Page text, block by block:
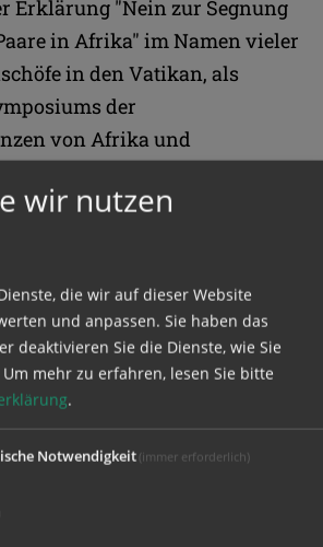
Erklärung "Nein zur Segnung
in Afrika" im Namen vieler
in den Vatikan, als
der
von Afrika und
ließ er sich den afrikanischen
verglich Ambongo die
Homosexueller mit
Kolonialisierung" Afrikas
Bei der Weltsynode gab er zu
müsse sich damit
wie sie mit getauften
die in Vielehe lebten; aber
Menschen, die in polygamen
wir nutzen
die wir auf dieser Website
und anpassen. Sie haben das
deaktivieren Sie die Dienste, wie Sie
Um mehr zu erfahren, lesen Sie bitte
.
Notwendigkeit(immer erforderlich)